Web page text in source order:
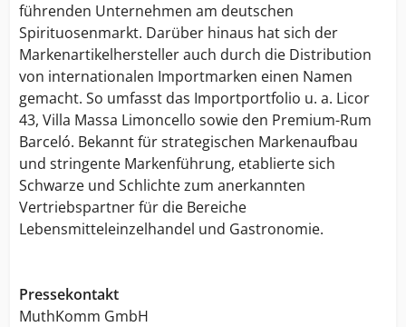
führenden Unternehmen am deutschen
Spirituosenmarkt. Darüber hinaus hat sich der
Markenartikelhersteller auch durch die Distribution
von internationalen Importmarken einen Namen
gemacht. So umfasst das Importportfolio u. a. Licor
43, Villa Massa Limoncello sowie den Premium-Rum
Barceló. Bekannt für strategischen Markenaufbau
und stringente Markenführung, etablierte sich
Schwarze und Schlichte zum anerkannten
Vertriebspartner für die Bereiche
Lebensmitteleinzelhandel und Gastronomie.
Pressekontakt
MuthKomm GmbH